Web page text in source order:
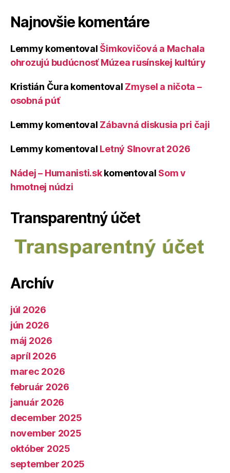
Najnovšie komentáre
Lemmy komentoval Šimkovičová a Machala
ohrozujú budúcnosť Múzea rusínskej kultúry
Kristián Čura komentoval Zmysel a ničota –
osobná púť
Lemmy komentoval Zábavná diskusia pri čaji
Lemmy komentoval Letný Slnovrat 2026
Nádej – Humanisti.skkomentoval Som v
hmotnej núdzi
Transparentný účet
Archív
júl 2026
jún 2026
máj 2026
apríl 2026
marec 2026
február 2026
január 2026
december 2025
november 2025
október 2025
september 2025